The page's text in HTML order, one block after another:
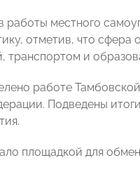
работы местного
отметив, что
транспортом и
работе
Подведены
площадкой для